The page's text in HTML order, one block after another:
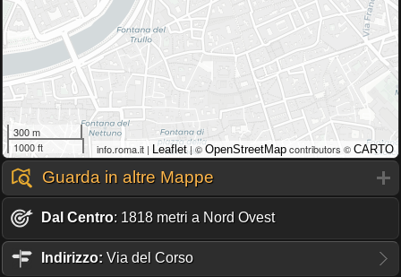
300 m
1000 ft
info.roma.it | Leaflet| ©OpenStreetMap contributors © CARTO
Guarda in altre Mappe
Dal Centro: 1818 metri a Nord Ovest
Indirizzo: Via del Corso